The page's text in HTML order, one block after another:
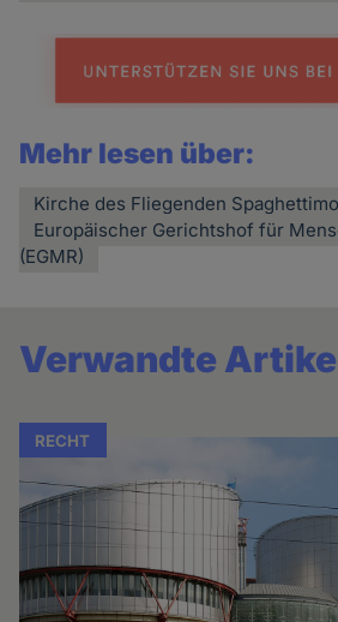
Mehr lesen über:
Kirche des Fliegenden
Europäischer Gerichtshof für
(EGMR)
Verwandte
RECHT